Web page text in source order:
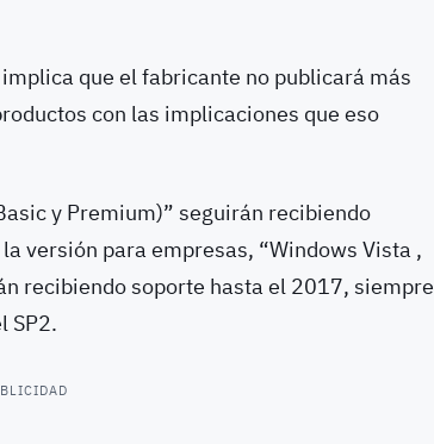
que el fabricante no publicará más
con las implicaciones que eso
y Premium)” seguirán recibiendo
versión para empresas, “Windows Vista ,
recibiendo soporte hasta el 2017, siempre
SP2.